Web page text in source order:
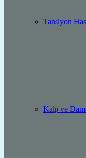
Tansiyon
Kalp ve